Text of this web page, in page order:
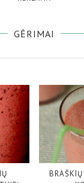
GĖRIMAI